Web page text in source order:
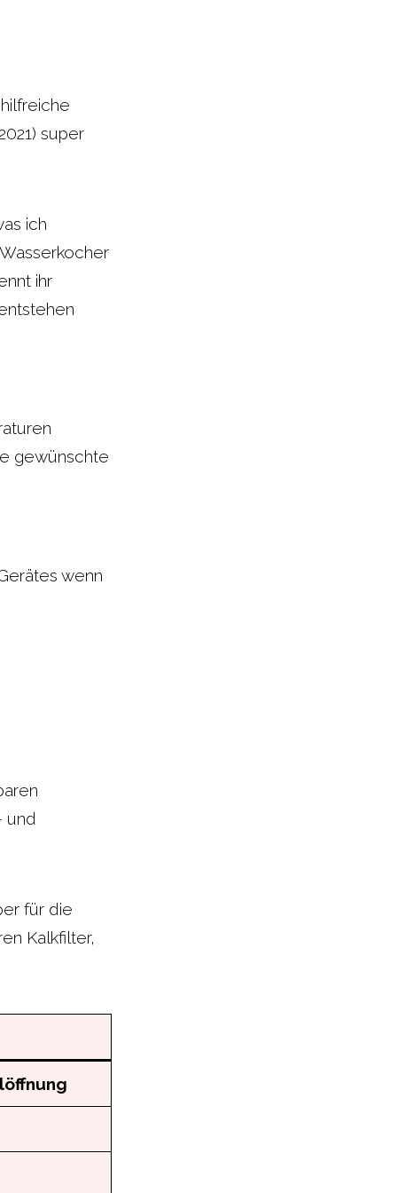
super
ich
ihr
gewünschte
wenn
und
für die
Kalkfilter,